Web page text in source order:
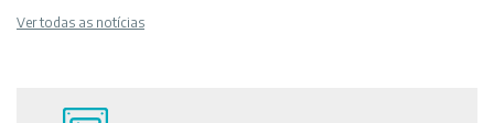
Ver todas as notícias